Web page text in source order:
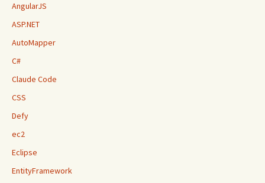
AngularJS
ASP.NET
AutoMapper
C#
Claude Code
CSS
Defy
ec2
Eclipse
EntityFramework